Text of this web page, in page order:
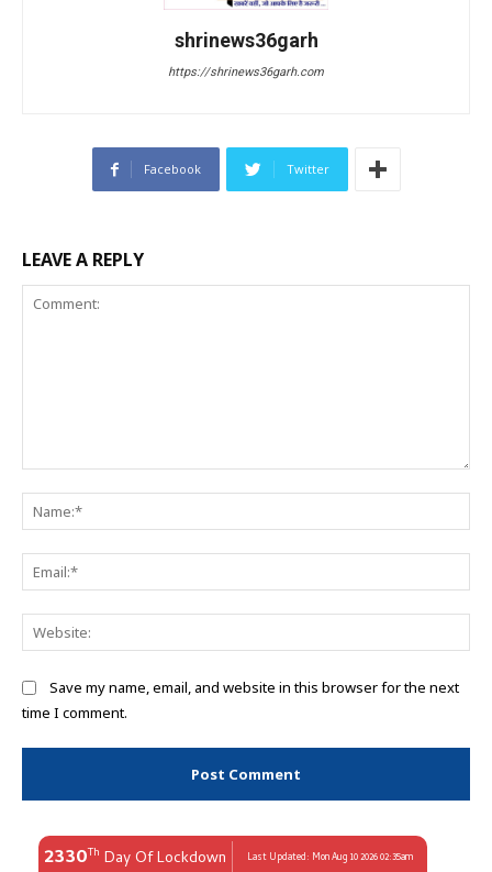
shrinews36garh
https://shrinews36garh.com
Facebook Twitter
LEAVE A REPLY
Save my name, email, and website in this browser for the next
time I comment.